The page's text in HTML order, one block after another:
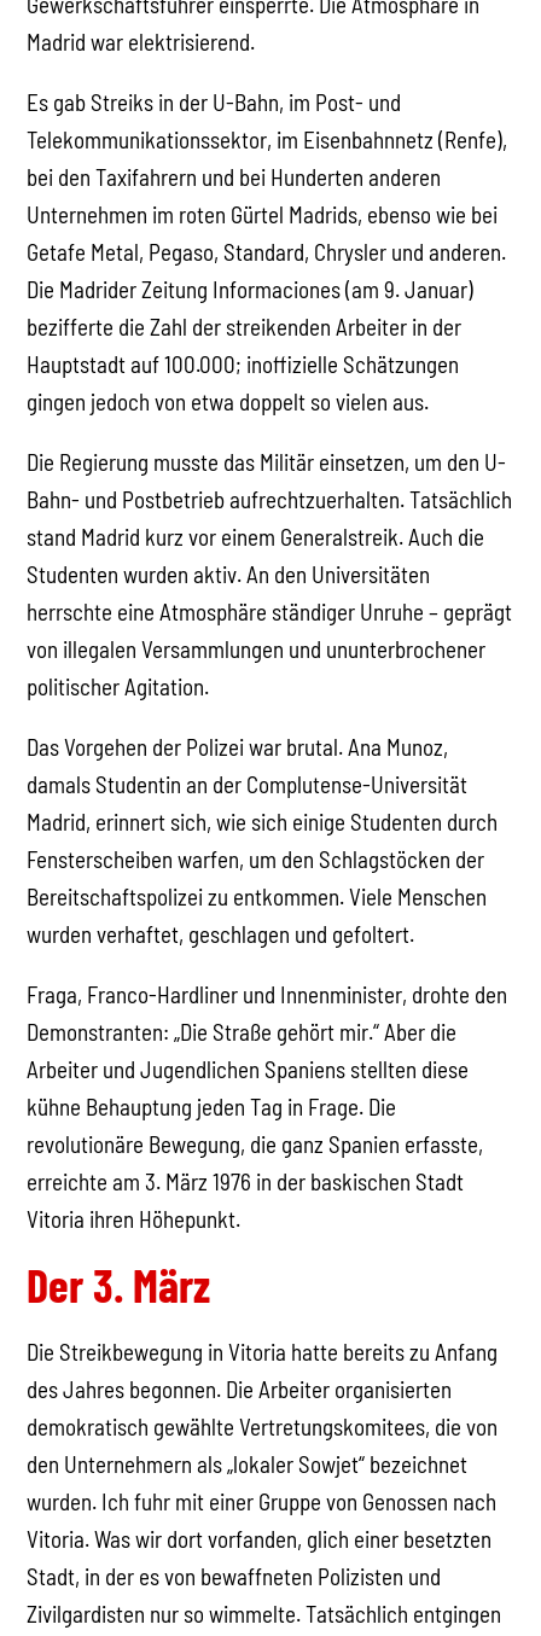
Madrid war elektrisierend.
Es gab Streiks in der U-Bahn, im Post- und
Telekommunikationssektor, im Eisenbahnnetz (Renfe),
bei den Taxifahrern und bei Hunderten anderen
Unternehmen im roten Gürtel Madrids, ebenso wie bei
Getafe Metal, Pegaso, Standard, Chrysler und anderen.
Die Madrider Zeitung Informaciones (am 9. Januar)
bezifferte die Zahl der streikenden Arbeiter in der
Hauptstadt auf 100.000; inoffizielle Schätzungen
gingen jedoch von etwa doppelt so vielen aus.
Die Regierung musste das Militär einsetzen, um den U-
Bahn- und Postbetrieb aufrechtzuerhalten. Tatsächlich
stand Madrid kurz vor einem Generalstreik. Auch die
Studenten wurden aktiv. An den Universitäten
herrschte eine Atmosphäre ständiger Unruhe – geprägt
von illegalen Versammlungen und ununterbrochener
politischer Agitation.
Das Vorgehen der Polizei war brutal. Ana Munoz,
damals Studentin an der Complutense-Universität
Madrid, erinnert sich, wie sich einige Studenten durch
Fensterscheiben warfen, um den Schlagstöcken der
Bereitschaftspolizei zu entkommen. Viele Menschen
wurden verhaftet, geschlagen und gefoltert.
Fraga, Franco-Hardliner und Innenminister, drohte den
Demonstranten: „Die Straße gehört mir.“ Aber die
Arbeiter und Jugendlichen Spaniens stellten diese
kühne Behauptung jeden Tag in Frage. Die
revolutionäre Bewegung, die ganz Spanien erfasste,
erreichte am 3. März 1976 in der baskischen Stadt
Vitoria ihren Höhepunkt.
Der 3. März
Die Streikbewegung in Vitoria hatte bereits zu Anfang
des Jahres begonnen. Die Arbeiter organisierten
demokratisch gewählte Vertretungskomitees, die von
den Unternehmern als „lokaler Sowjet“ bezeichnet
wurden. Ich fuhr mit einer Gruppe von Genossen nach
Vitoria. Was wir dort vorfanden, glich einer besetzten
Stadt, in der es von bewaffneten Polizisten und
Zivilgardisten nur so wimmelte. Tatsächlich entgingen